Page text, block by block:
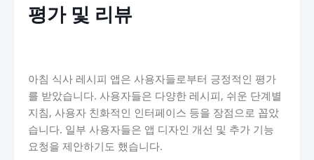
평가 및 리뷰
아침 식사 레시피 앱은 사용자들로부터 긍정적인 평가
를 받았습니다. 사용자들은 다양한 레시피, 쉬운 단계별
지침, 사용자 친화적인 인터페이스 등을 장점으로 꼽았
습니다. 일부 사용자들은 앱 디자인 개선 및 추가 기능
요청을 제안하기도 했습니다.